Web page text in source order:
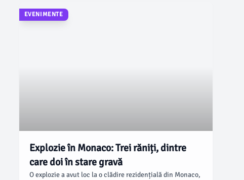
EVENIMENTE
Explozie în Monaco: Trei răniți, dintre
care doi în stare gravă
O explozie a avut loc la o clădire rezidențială din Monaco,